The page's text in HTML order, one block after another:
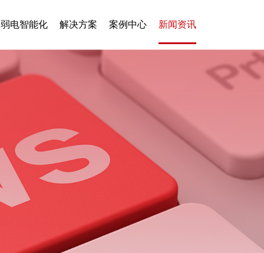
弱电智能化 解决方案 案例中心 新闻资讯